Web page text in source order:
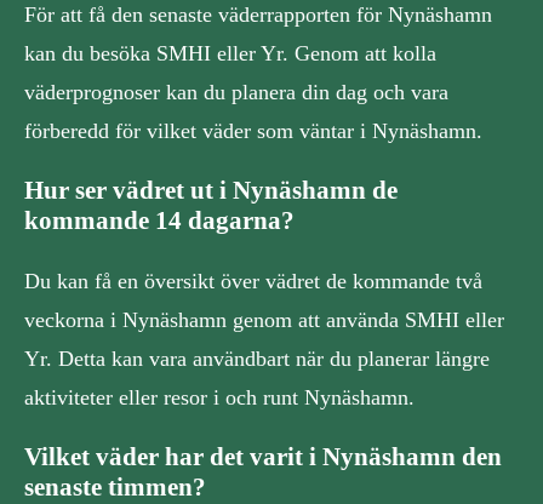
För att få den senaste väderrapporten för Nynäshamn
kan du besöka SMHI eller Yr. Genom att kolla
väderprognoser kan du planera din dag och vara
förberedd för vilket väder som väntar i Nynäshamn.
Hur ser vädret ut i Nynäshamn de
kommande 14 dagarna?
Du kan få en översikt över vädret de kommande två
veckorna i Nynäshamn genom att använda SMHI eller
Yr. Detta kan vara användbart när du planerar längre
aktiviteter eller resor i och runt Nynäshamn.
Vilket väder har det varit i Nynäshamn den
senaste timmen?